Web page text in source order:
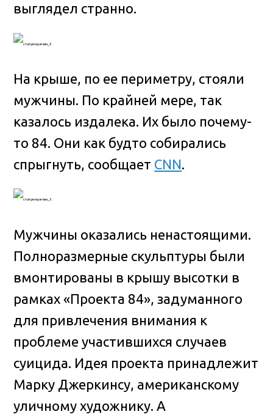
выглядел странно.
На крыше, по ее периметру, стояли
мужчины. По крайней мере, так
казалось издалека. Их было почему-
то 84. Они как будто собирались
спрыгнуть, сообщает CNN.
Мужчины оказались ненастоящими.
Полноразмерные скульптуры были
вмонтированы в крышу высотки в
рамках «Проекта 84», задуманного
для привлечения внимания к
проблеме участившихся случаев
суицида. Идея проекта принадлежит
Марку Джеркинсу, американскому
уличному художнику. А